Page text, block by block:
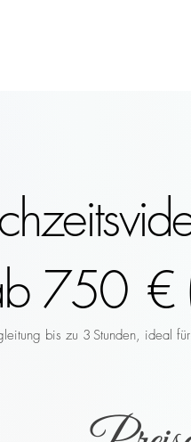
750 €
bis zu 3 Stunden, ideal